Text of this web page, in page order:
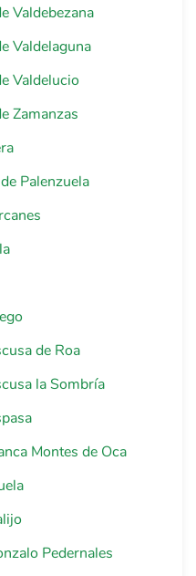
Valdebezana
Valdelaguna
Valdelucio
Zamanzas
Palenzuela
de Roa
la Sombría
Montes de Oca
Pedernales